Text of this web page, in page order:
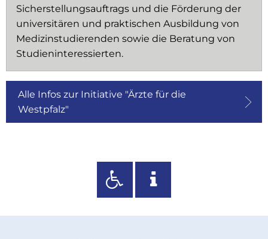
Sicherstellungsauftrags und die Förderung der
universitären und praktischen Ausbildung von
Medizinstudierenden sowie die Beratung von
Studieninteressierten.
Alle Infos zur Initiative "Ärzte für die
Westpfalz"